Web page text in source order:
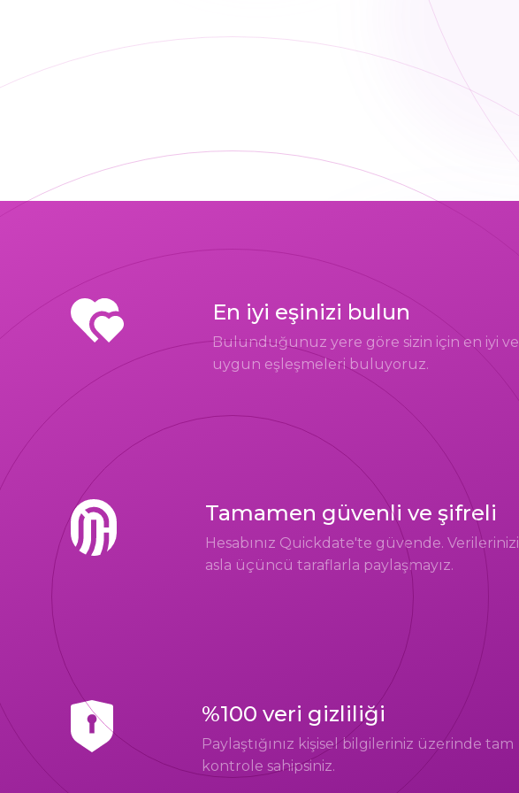
En iyi eşinizi bulun
Bulunduğunuz yere göre sizin için en iyi ve
uygun eşleşmeleri buluyoruz.
Tamamen güvenli ve şifreli
Hesabınız Quickdate'te güvende. Verilerinizi
asla üçüncü taraflarla paylaşmayız.
%100 veri gizliliği
Paylaştığınız kişisel bilgileriniz üzerinde tam
kontrole sahipsiniz.